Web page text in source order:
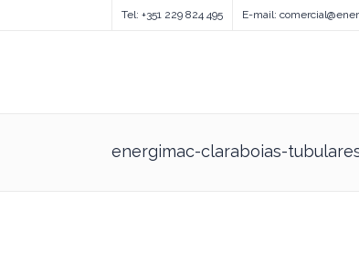
Tel: +351 229 824 495 E-mail:
energimac-claraboias-